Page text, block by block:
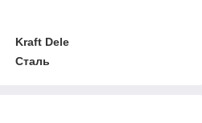
Kraft Dele
Сталь